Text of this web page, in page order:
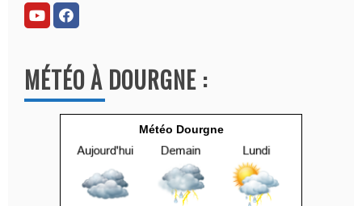
r
n
t
i
MÉTÉO À DOURGNE :
Météo Dourgne